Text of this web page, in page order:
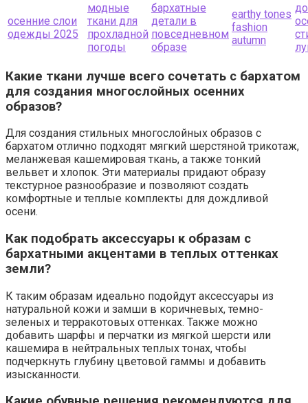
осенние слои
одежды 2025
модные
ткани для
прохладной
погоды
бархатные
детали в
повседневном
образе
earthy tones
fashion
autumn
Какие ткани лучше всего сочетать с бархатом
для создания многослойных осенних
образов?
Для создания стильных многослойных образов с
бархатом отлично подходят мягкий шерстяной трикотаж,
меланжевая кашемировая ткань, а также тонкий
вельвет и хлопок. Эти материалы придают образу
текстурное разнообразие и позволяют создать
комфортные и теплые комплекты для дождливой
осени.
Как подобрать аксессуары к образам с
бархатными акцентами в теплых оттенках
земли?
К таким образам идеально подойдут аксессуары из
натуральной кожи и замши в коричневых, темно-
зеленых и терракотовых оттенках. Также можно
добавить шарфы и перчатки из мягкой шерсти или
кашемира в нейтральных теплых тонах, чтобы
подчеркнуть глубину цветовой гаммы и добавить
изысканности.